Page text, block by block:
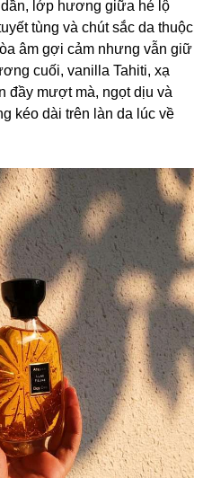
lớp hương giữa hé lộ
tùng và chút sắc da thuộc
âm gợi cảm nhưng vẫn giữ
cuối, vanilla Tahiti, xạ
đầy mượt mà, ngọt dịu và
kéo dài trên làn da lúc về